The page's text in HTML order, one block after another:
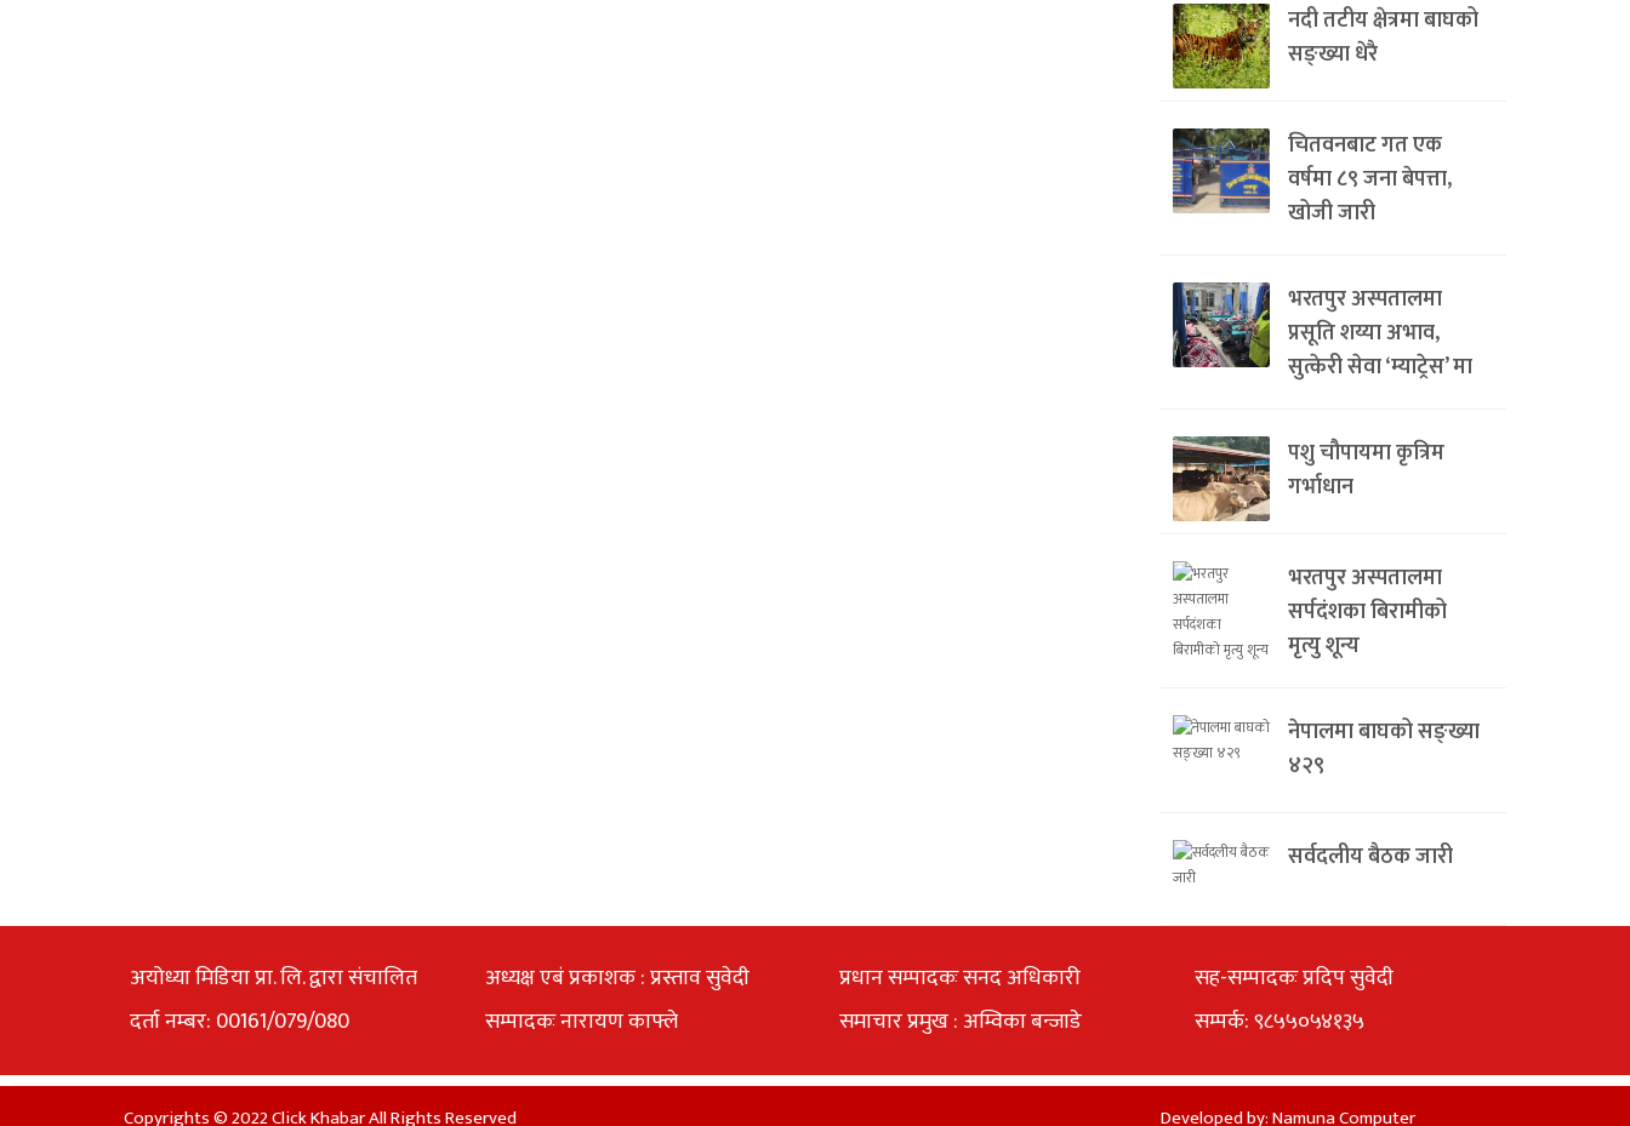
नदी तटीय क्षेत्रमा बाघको
सङ्ख्या धेरै
चितवनबाट गत एक
वर्षमा ८९ जना बेपत्ता,
खोजी जारी
भरतपुर अस्पतालमा
प्रसूति शय्या अभाव,
सुत्केरी सेवा ‘म्याट्रेस’ मा
पशु चौपायमा कृत्रिम
गर्भाधान
भरतपुर अस्पतालमा
सर्पदंशका बिरामीको
मृत्यु शून्य
नेपालमा बाघको सङ्ख्या
४२९
सर्वदलीय बैठक जारी
अयोध्या मिडिया प्रा. लि. द्वारा संचालित
दर्ता नम्बर: 00161/079/080
अध्यक्ष एबं प्रकाशक : प्रस्ताव सुवेदी
सम्पादकः नारायण काफ्ले
प्रधान सम्पादकः सनद अधिकारी
समाचार प्रमुख : अम्विका बन्जाडे
सह-सम्पादकः प्रदिप सुवेदी
सम्पर्क: ९८५५०५४१३५
Copyrights © 2022 Click Khabar All Rights Reserved Developed by:Namuna Computer